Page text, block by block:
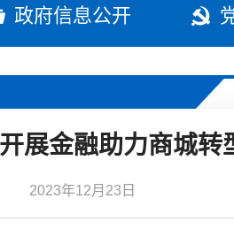
政府信息公开
展金融助力商城转
2023年12月23日